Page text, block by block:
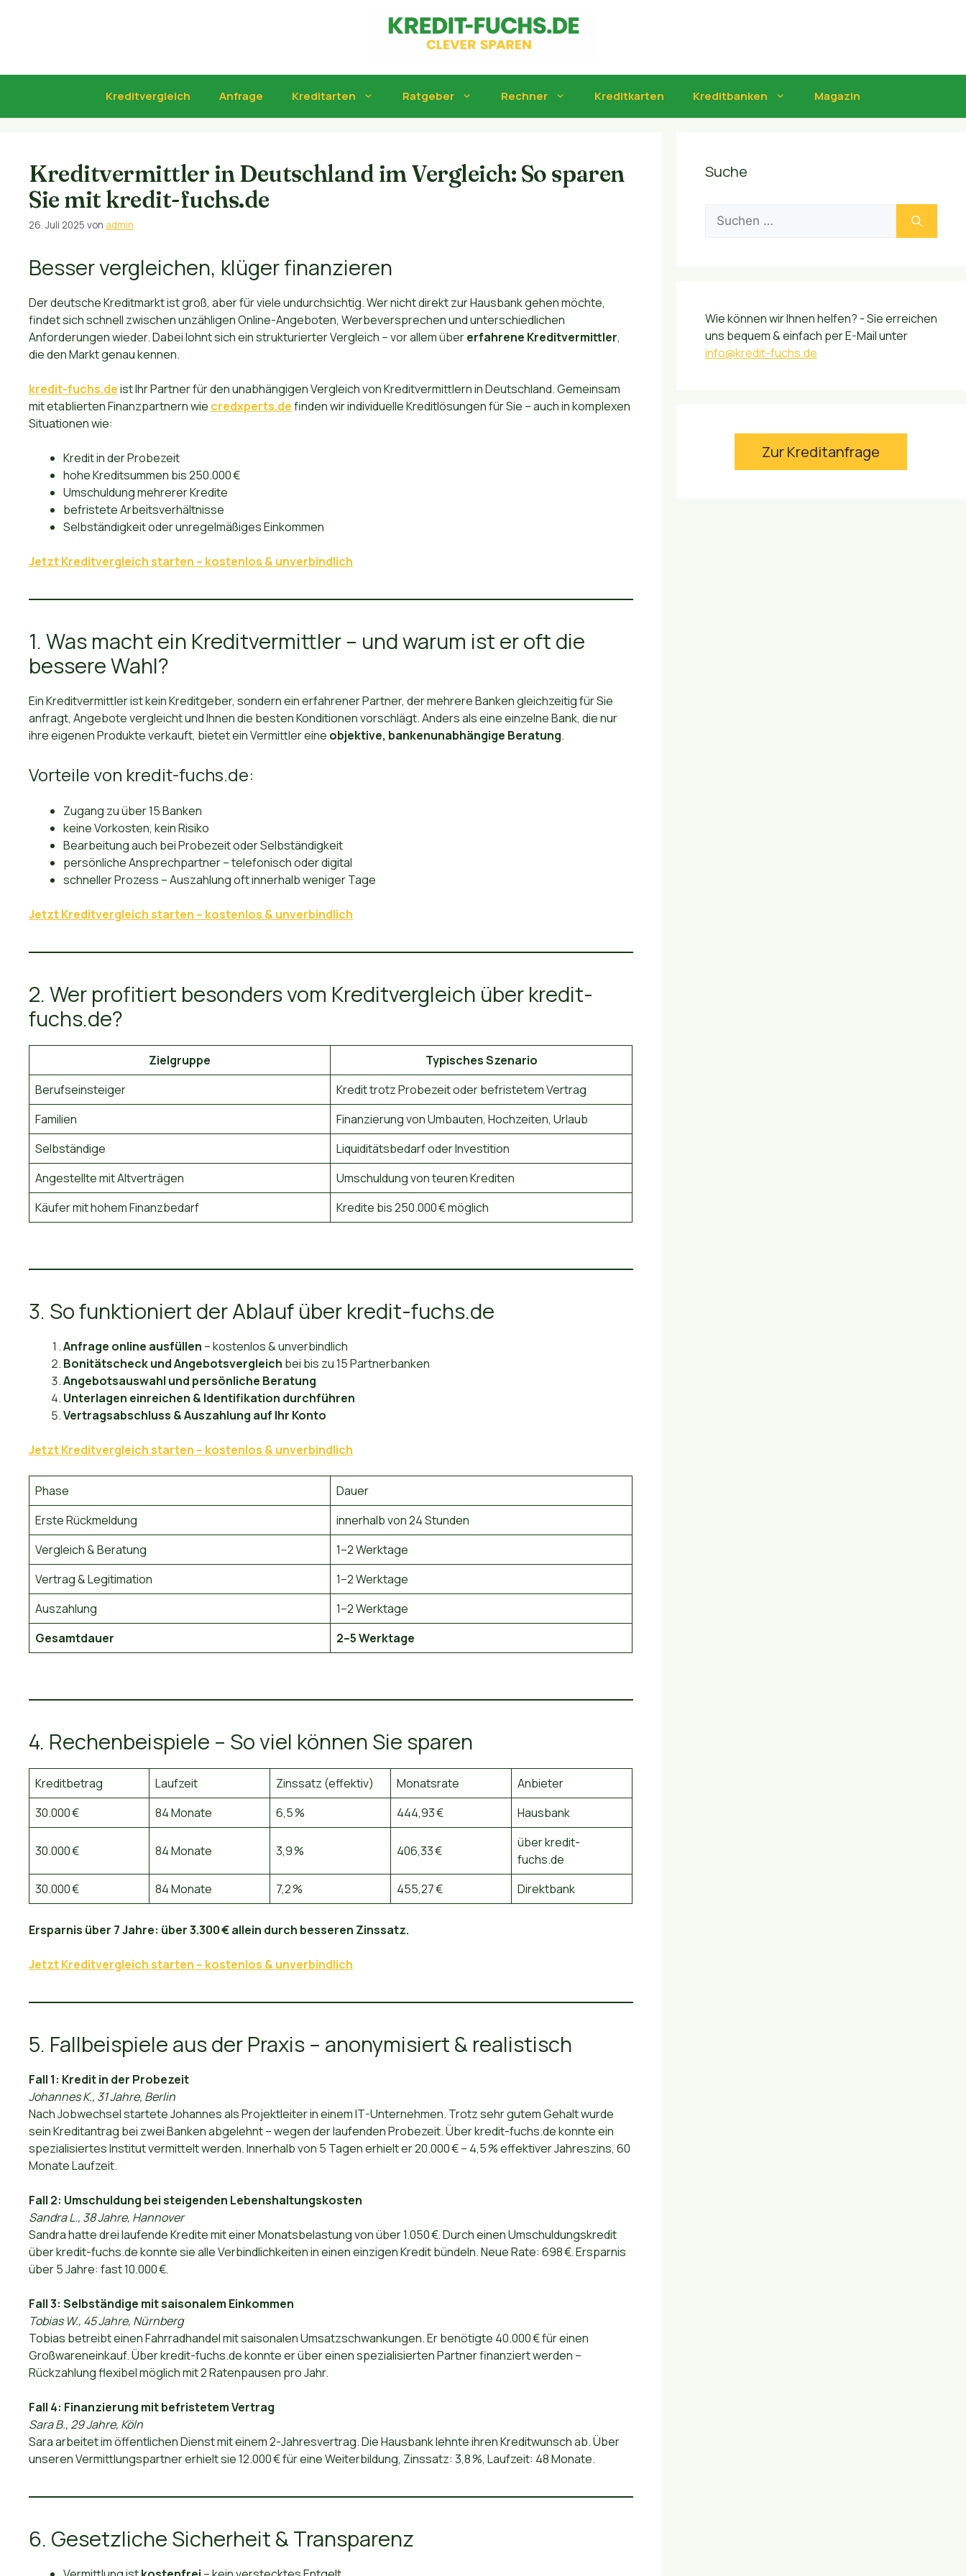
Kreditvergleich Anfrage Kreditarten Ratgeber Rechner Kreditkarten Kreditbanken Magazin
Kreditvermittler in Deutschland im Vergleich: So sparen
Sie mit kredit-fuchs.de
26. Juli 2025 von admin
Besser vergleichen, klüger finanzieren
Der deutsche Kreditmarkt ist groß, aber für viele undurchsichtig. Wer nicht direkt zur Hausbank gehen möchte,
findet sich schnell zwischen unzähligen Online-Angeboten, Werbeversprechen und unterschiedlichen
Anforderungen wieder. Dabei lohnt sich ein strukturierter Vergleich – vor allem übererfahrene Kreditvermittler,
die den Markt genau kennen.
kredit-fuchs.deist Ihr Partner für den unabhängigen Vergleich von Kreditvermittlern in Deutschland. Gemeinsam
mit etablierten Finanzpartnern wie credxperts.definden wir individuelle Kreditlösungen für Sie – auch in komplexen
Situationen wie:
Kredit in der Probezeit
hohe Kreditsummen bis 250.000 €
Umschuldung mehrerer Kredite
befristete Arbeitsverhältnisse
Selbständigkeit oder unregelmäßiges Einkommen
Jetzt Kreditvergleich starten – kostenlos & unverbindlich
1. Was macht ein Kreditvermittler – und warum ist er oft die
bessere Wahl?
Ein Kreditvermittler ist kein Kreditgeber, sondern ein erfahrener Partner, der mehrere Banken gleichzeitig für Sie
anfragt, Angebote vergleicht und Ihnen die besten Konditionen vorschlägt. Anders als eine einzelne Bank, die nur
ihre eigenen Produkte verkauft, bietet ein Vermittler eine objektive, bankenunabhängige Beratung.
Vorteile von kredit-fuchs.de:
Zugang zu über 15 Banken
keine Vorkosten, kein Risiko
Bearbeitung auch bei Probezeit oder Selbständigkeit
persönliche Ansprechpartner – telefonisch oder digital
schneller Prozess – Auszahlung oft innerhalb weniger Tage
Jetzt Kreditvergleich starten – kostenlos & unverbindlich
2. Wer profitiert besonders vom Kreditvergleich über kredit-
fuchs.de?
Zielgruppe
Typisches Szenario
Berufseinsteiger
Kredit trotz Probezeit oder befristetem Vertrag
Familien
Finanzierung von Umbauten, Hochzeiten, Urlaub
Selbständige
Liquiditätsbedarf oder Investition
Angestellte mit Altverträgen
Umschuldung von teuren Krediten
Käufer mit hohem Finanzbedarf
Kredite bis 250.000 € möglich
3. So funktioniert der Ablauf über kredit-fuchs.de
Anfrage online ausfüllen – kostenlos & unverbindlich
Bonitätscheck und Angebotsvergleich bei bis zu 15 Partnerbanken
Angebotsauswahl und persönliche Beratung
Unterlagen einreichen & Identifikation durchführen
Vertragsabschluss & Auszahlung auf Ihr Konto
Jetzt Kreditvergleich starten – kostenlos & unverbindlich
Phase
Dauer
Erste Rückmeldung
innerhalb von 24 Stunden
Vergleich & Beratung
1–2 Werktage
Vertrag & Legitimation
1–2 Werktage
Auszahlung
1–2 Werktage
Gesamtdauer
2–5 Werktage
4. Rechenbeispiele – So viel können Sie sparen
Kreditbetrag Laufzeit Zinssatz (effektiv) Monatsrate
Anbieter
30.000 €
84 Monate 6,5 % 444,93 € Hausbank
30.000 € 84 Monate 3,9 % 406,33 €
über kredit-
fuchs.de
30.000 €
84 Monate 7,2 % 455,27 € Direktbank
Ersparnis über 7 Jahre: über 3.300 € allein durch besseren Zinssatz.
Jetzt Kreditvergleich starten – kostenlos & unverbindlich
5. Fallbeispiele aus der Praxis – anonymisiert & realistisch
Fall 1: Kredit in der Probezeit
Johannes K., 31 Jahre, Berlin
Nach Jobwechsel startete Johannes als Projektleiter in einem IT-Unternehmen. Trotz sehr gutem Gehalt wurde
sein Kreditantrag bei zwei Banken abgelehnt – wegen der laufenden Probezeit. Über kredit-fuchs.de konnte ein
spezialisiertes Institut vermittelt werden. Innerhalb von 5 Tagen erhielt er 20.000 € – 4,5 % effektiver Jahreszins, 60
Monate Laufzeit.
Fall 2: Umschuldung bei steigenden Lebenshaltungskosten
Sandra L., 38 Jahre, Hannover
Sandra hatte drei laufende Kredite mit einer Monatsbelastung von über 1.050 €. Durch einen Umschuldungskredit
über kredit-fuchs.de konnte sie alle Verbindlichkeiten in einen einzigen Kredit bündeln. Neue Rate: 698 €. Ersparnis
über 5 Jahre: fast 10.000 €.
Fall 3: Selbständige mit saisonalem Einkommen
Tobias W., 45 Jahre, Nürnberg
Tobias betreibt einen Fahrradhandel mit saisonalen Umsatzschwankungen. Er benötigte 40.000 € für einen
Großwareneinkauf. Über kredit-fuchs.de konnte er über einen spezialisierten Partner finanziert werden –
Rückzahlung flexibel möglich mit 2 Ratenpausen pro Jahr.
Fall 4: Finanzierung mit befristetem Vertrag
Sara B., 29 Jahre, Köln
Sara arbeitet im öffentlichen Dienst mit einem 2-Jahresvertrag. Die Hausbank lehnte ihren Kreditwunsch ab. Über
unseren Vermittlungspartner erhielt sie 12.000 € für eine Weiterbildung, Zinssatz: 3,8 %, Laufzeit: 48 Monate.
6. Gesetzliche Sicherheit & Transparenz
Suche
Suchen
nach:
Wie können wir Ihnen helfen? - Sie erreichen
uns bequem & einfach per E-Mail unter
info@kredit-fuchs.de
Zur Kreditanfrage